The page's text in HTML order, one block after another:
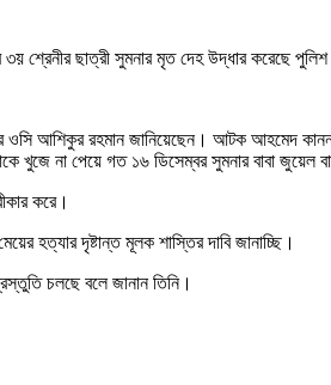
৩য় শ্রেনীর ছাত্রী সুমনার মৃত দেহ উদ্ধার করেছে
ওসি আশিকুর রহমান জানিয়েছেন। আটক আহমেদ
না পেয়ে গত ১৬ ডিসেম্বর সুমনার বাবা জুয়েল
করে।
হত্যার দৃষ্টান্ত মূলক শাস্তির দাবি জানাচ্ছি।
চলছে বলে জানান তিনি।